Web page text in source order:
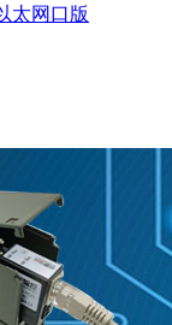
太网口版